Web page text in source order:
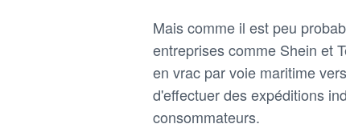
Mais comme il est peu
entreprises comme Shein et
en vrac par voie maritime
d'effectuer des expéditions
consommateurs.